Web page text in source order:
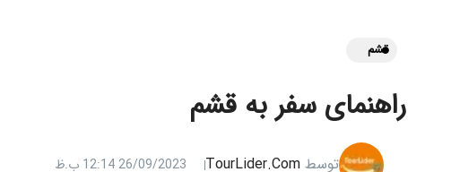
قشم
راهنمای سفر به قشم
توسط 26/09/2023 12:14 ب.ظ